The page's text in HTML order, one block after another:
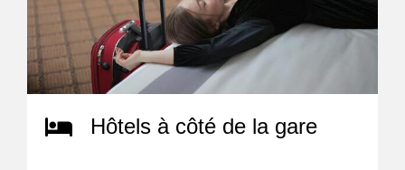
Hôtels à côté de la gare